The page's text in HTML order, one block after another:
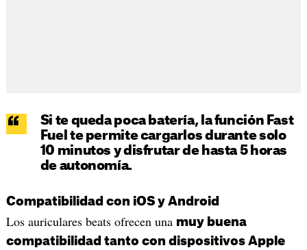
Si te queda poca batería, la función Fast
Fuel te permite cargarlos durante solo
10 minutos y disfrutar de hasta 5 horas
de autonomía.
Compatibilidad con iOS y Android
Los auriculares beats ofrecen una muy buena
compatibilidad tanto con dispositivos Apple